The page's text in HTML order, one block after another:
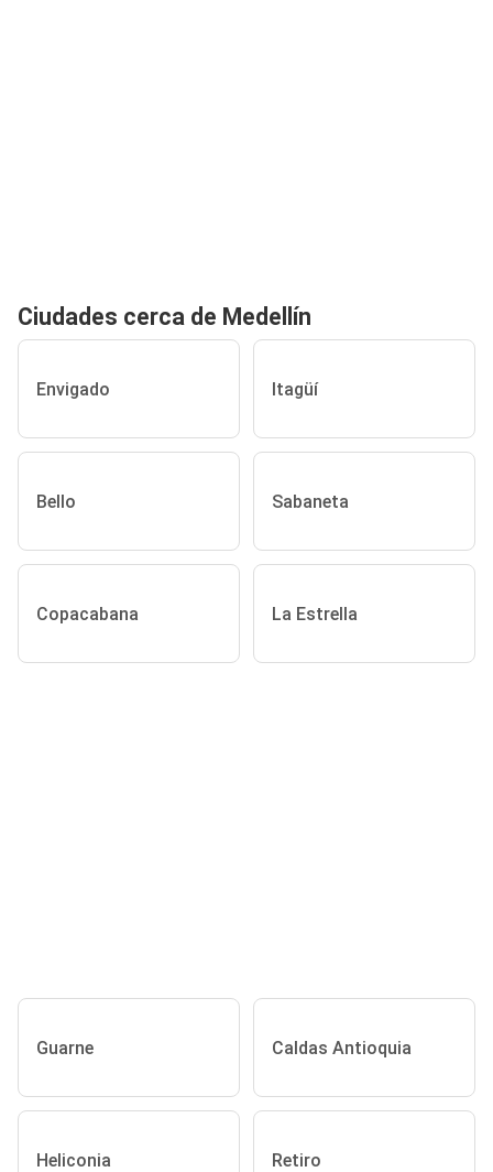
Ciudades cerca de Medellín
Envigado Itagüí
Bello Sabaneta
Copacabana La Estrella
Guarne Caldas Antioquia
Heliconia Retiro